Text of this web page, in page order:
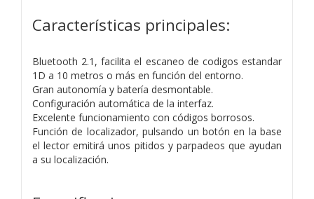
Características principales:
Bluetooth 2.1, facilita el escaneo de codigos estandar
1D a 10 metros o más en función del entorno.
Gran autonomía y batería desmontable.
Configuración automática de la interfaz.
Excelente funcionamiento con códigos borrosos.
Función de localizador, pulsando un botón en la base
el lector emitirá unos pitidos y parpadeos que ayudan
a su localización.